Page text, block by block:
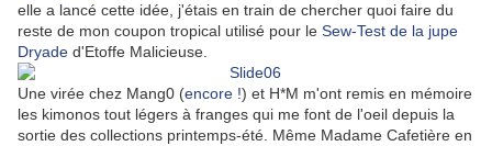
elle a lancé cette idée, j'étais en train de chercher quoi faire du
reste de mon coupon tropical utilisé pour le Sew-Test de la jupe
Dryade d'Etoffe Malicieuse.
Une virée chez Mang0 (encore !) et H*M m'ont remis en mémoire
les kimonos tout légers à franges qui me font de l'oeil depuis la
sortie des collections printemps-été. Même Madame Cafetière en